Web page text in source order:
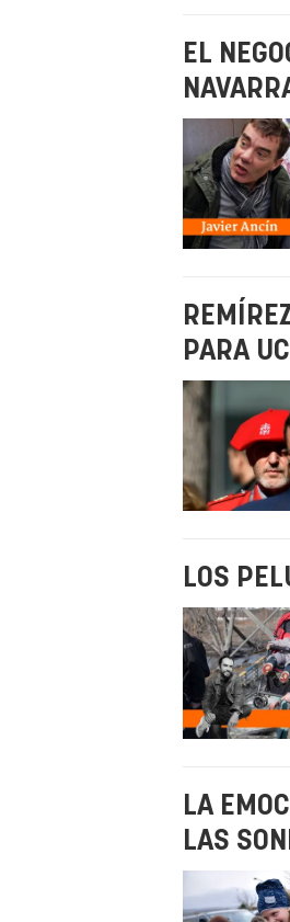
EL
PARA
LOS
LA
LAS